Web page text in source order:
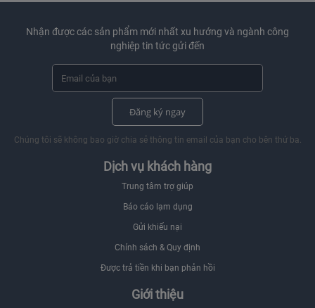
Nhận được các sản phẩm mới nhất xu hướng và ngành công
nghiệp tin tức gửi đến
Đăng ký ngay
Chúng tôi sẽ không bao giờ chia sẻ thông tin email của bạn cho bên thứ ba.
Dịch vụ khách hàng
Trung tâm trợ giúp
Báo cáo lạm dụng
Gửi khiếu nại
Chính sách & Quy định
Được trả tiền khi bạn phản hồi
Giới thiệu